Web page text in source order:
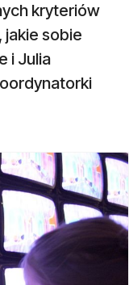
kryteriów
jakie sobie
i Julia